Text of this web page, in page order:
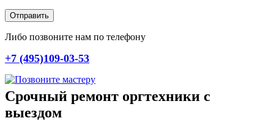
Отправить
Либо позвоните нам по телефону
+7 (495)109-03-53
Срочный ремонт оргтехники с
выездом